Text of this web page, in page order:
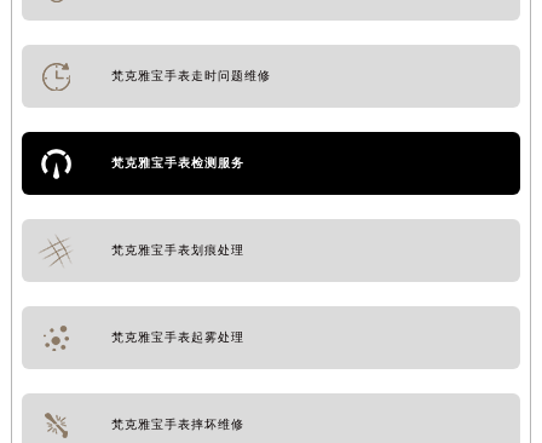
梵克雅宝手表走时问题维修
梵克雅宝手表检测服务
梵克雅宝手表划痕处理
梵克雅宝手表起雾处理
梵克雅宝手表摔坏维修